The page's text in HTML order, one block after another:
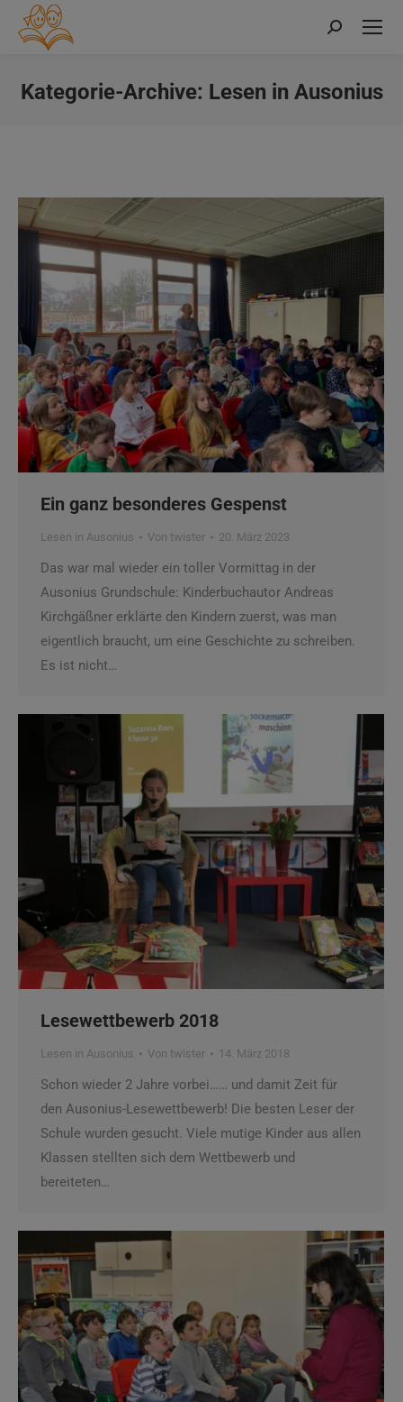
Search:
Kategorie-Archive: Lesen in Ausonius
Ein ganz besonderes Gespenst
Lesen in Ausonius Von twister 20. März 2023
Das war mal wieder ein toller Vormittag in der
Ausonius Grundschule: Kinderbuchautor Andreas
Kirchgäßner erklärte den Kindern zuerst, was man
eigentlich braucht, um eine Geschichte zu schreiben.
Es ist nicht…
Lesewettbewerb 2018
Lesen in Ausonius Von twister 14. März 2018
Schon wieder 2 Jahre vorbei…… und damit Zeit für
den Ausonius-Lesewettbewerb! Die besten Leser der
Schule wurden gesucht. Viele mutige Kinder aus allen
Klassen stellten sich dem Wettbewerb und
bereiteten…